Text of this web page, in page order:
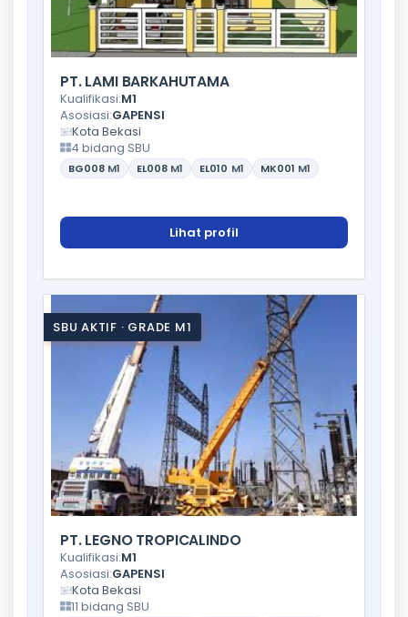
PT. LAMI BARKAHUTAMA
Kualifikasi:M1
Asosiasi:GAPENSI
Kota Bekasi
4 bidang SBU
BG008 M1 EL008 M1 EL010 M1 MK001 M1
Lihat profil
SBU AKTIF · GRADE M1
PT. LEGNO TROPICALINDO
Kualifikasi:M1
Asosiasi:GAPENSI
Kota Bekasi
11 bidang SBU